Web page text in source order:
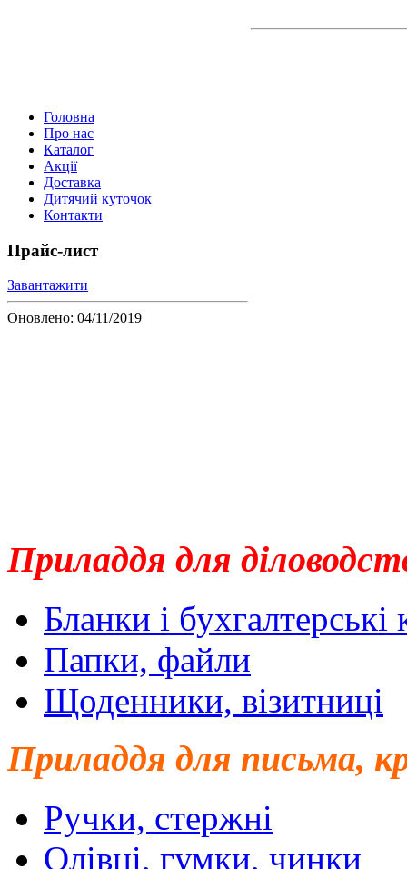
Головна
Про нас
Каталог
Акції
Доставка
Дитячий куточок
Контакти
Прайс-лист
Завантажити
Оновлено: 04/11/2019
Приладдя для
Бланки і бухгалтерські
Папки, файли
Щоденники, візитниці
Приладдя для письма,
Ручки, стержні
Олівці, гумки, чинки